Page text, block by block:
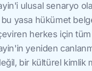
ulusal senaryo
yasa hükümet
herkes için
yeniden
bir kültürel kimlik